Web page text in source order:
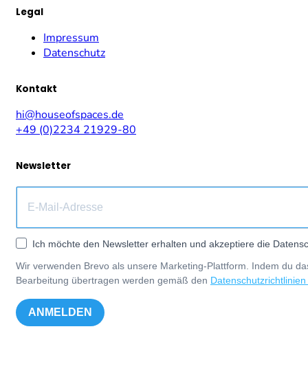
Legal
Impressum
Datenschutz
Kontakt
hi@houseofspaces.de
+49 (0)2234 21929-80
Newsletter
Ich möchte den Newsletter erhalten und akzeptiere die
Wir verwenden Brevo als unsere Marketing-Plattform. Indem du
Bearbeitung übertragen werden gemäß den
ANMELDEN